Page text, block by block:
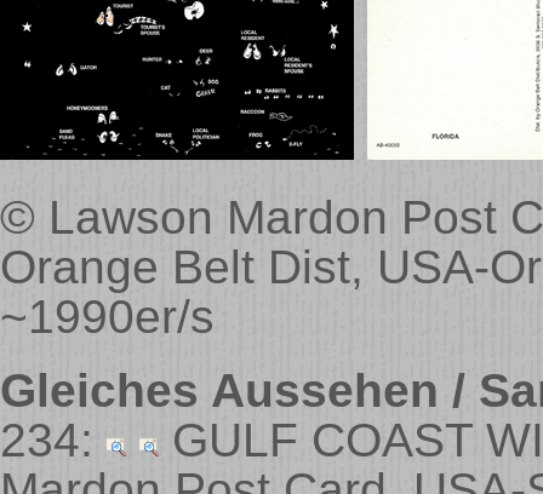
© Lawson Mardon Post
Orange Belt Dist, USA-
~1990er/s
Gleiches Aussehen /
234:
GULF COAST